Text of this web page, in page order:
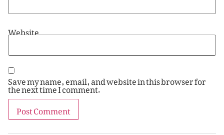
Website
Save my name, email, and website in this browser for
the next time I comment.